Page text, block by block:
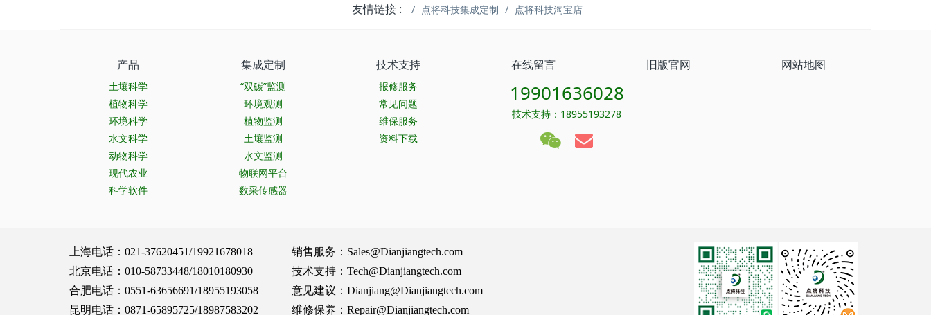
友情链接 : 点将科技集成定制 点将科技淘宝店
产品
土壤科学
植物科学
环境科学
水文科学
动物科学
现代农业
科学软件
集成定制
“双碳”监测
环境观测
植物监测
土壤监测
水文监测
物联网平台
数采传感器
技术支持
报修服务
常见问题
维保服务
资料下载
在线留言 旧版官网 网站地图
19901636028
技术支持：18955193278
上海电话：021-37620451/19921678018 销售服务：Sales@Dianjiangtech.com
北京电话：010-58733448/18010180930 技术支持：Tech@Dianjiangtech.com
合肥电话：0551-63656691/18955193058 意见建议：Dianjiang@Dianjiangtech.com
昆明电话：0871-65895725/18987583202 维修保养：Repair@Dianjiangtech.com